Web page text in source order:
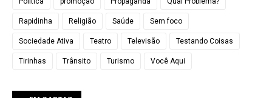
Rapidinha Religião Saúde Sem foco
Sociedade Ativa Teatro Televisão Testando Coisas
Tirinhas Trânsito Turismo Você Aqui